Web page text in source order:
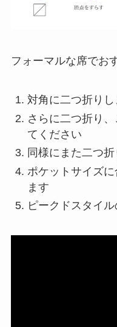
フォーマルな席でお
対角に二つ折りし
さらに二つ折り
てください
同様にまた二つ
ポケットサイズ
ます
ピークドスタイル